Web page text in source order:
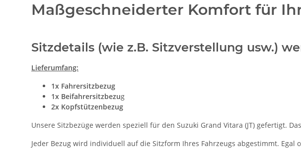
Maßgeschneiderter Komfort für
Sitzdetails (wie z.B. Sitzverstellung usw.)
Lieferumfang:
1x Fahrersitzbezug
1x Beifahrersitzbezug
2x Kopfstützenbezug
Unsere Sitzbezüge werden speziell für den Suzuki Grand Vitara (JT) gefertigt.
Jeder Bezug wird individuell auf die Sitzform Ihres Fahrzeugs abgestimmt.